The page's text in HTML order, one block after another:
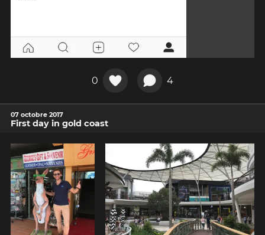
0 4
07 octobre 2017
First day in gold coast